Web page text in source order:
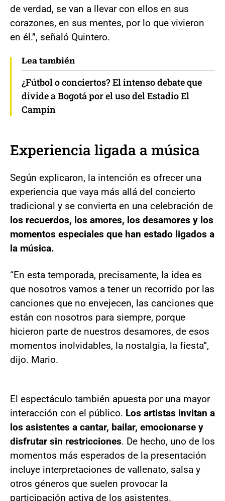
de verdad, se van a llevar con ellos en sus
corazones, en sus mentes, por lo que vivieron
en él.”, señaló Quintero.
Lea también
¿Fútbol o conciertos? El intenso debate que
divide a Bogotá por el uso del Estadio El
Campín
Experiencia ligada a música
Según explicaron, la intención es ofrecer una
experiencia que vaya más allá del concierto
tradicional y se convierta en una celebración de
los recuerdos, los amores, los desamores y los
momentos especiales que han estado ligados a
la música.
“En esta temporada, precisamente, la idea es
que nosotros vamos a tener un recorrido por las
canciones que no envejecen, las canciones que
están con nosotros para siempre, porque
hicieron parte de nuestros desamores, de esos
momentos inolvidables, la nostalgia, la fiesta”,
dijo. Mario.
El espectáculo también apuesta por una mayor
interacción con el público. Los artistas invitan a
los asistentes a cantar, bailar, emocionarse y
disfrutar sin restricciones. De hecho, uno de los
momentos más esperados de la presentación
incluye interpretaciones de vallenato, salsa y
otros géneros que suelen provocar la
participación activa de los asistentes.